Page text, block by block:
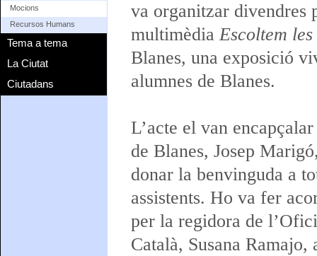
Mocions
Recursos Humans
Tema a tema
La Ciutat
Ciutadans
va organitzar divendres
multimèdiaEscoltem
Blanes, una exposició
alumnes de Blanes.
L’acte el van
de Blanes, Josep
donar la benvinguda a
assistents. Ho va fer
per la regidora de
Català, Susana Ramajo,